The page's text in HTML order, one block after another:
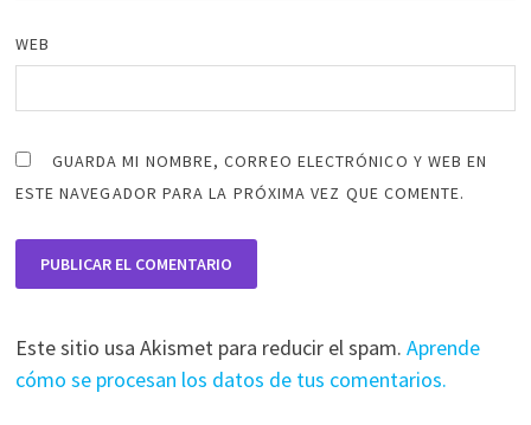
WEB
GUARDA MI NOMBRE, CORREO ELECTRÓNICO Y WEB EN
ESTE NAVEGADOR PARA LA PRÓXIMA VEZ QUE COMENTE.
Este sitio usa Akismet para reducir el spam. Aprende
cómo se procesan los datos de tus comentarios.